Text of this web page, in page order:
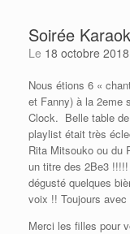
Soirée
Le 18 octobre 2018
Nous étions 6 «
et Fanny) à la 2eme
Clock. Belle table
playlist était très
Rita Mitsouko ou du
un titre des 2Be3
dégusté quelques
voix !! Toujours avec
Merci les filles pour